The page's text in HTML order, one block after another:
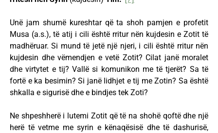
Unë jam shumë kureshtar që ta shoh pamjen e profetit
Musa (a.s.), të atij i cili është rritur nën kujdesin e Zotit të
madhëruar. Si mund të jetë një njeri, i cili është rritur nën
kujdesin dhe vëmendjen e vetë Zotit? Cilat janë moralet
dhe virtytet e tij? Vallë si komunikon me të tjerët? Sa të
fortë e ka besimin? Si janë lidhjet e tij me Zotin? Sa është
shkalla e sigurisë dhe e bindjes tek Zoti?
Ne shpeshherë i lutemi Zotit që të na shohë qoftë dhe një
herë të vetme me syrin e kënaqësisë dhe të dashurisë,